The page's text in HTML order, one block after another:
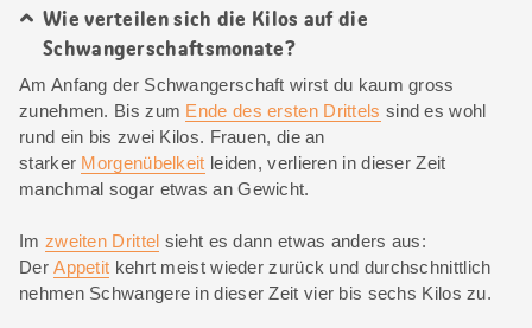
Wie verteilen sich die Kilos auf die
Schwangerschaftsmonate?
Am Anfang der Schwangerschaft wirst du kaum gross
zunehmen. Bis zum Ende des ersten Drittels sind es wohl
rund ein bis zwei Kilos. Frauen, die an
starker Morgenübelkeit leiden, verlieren in dieser Zeit
manchmal sogar etwas an Gewicht.
Im zweiten Drittel sieht es dann etwas anders aus:
DerAppetit kehrt meist wieder zurück und durchschnittlich
nehmen Schwangere in dieser Zeit vier bis sechs Kilos zu.